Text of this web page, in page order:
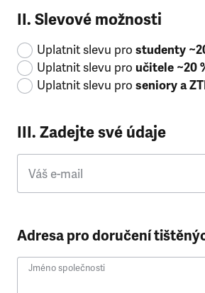
II. Slevové možnosti
Uplatnit slevu pro studenty
Uplatnit slevu pro učitele ~20
Uplatnit slevu pro seniory a
III. Zadejte své údaje
Váš e-mail
Adresa pro doručení
Jméno společnosti